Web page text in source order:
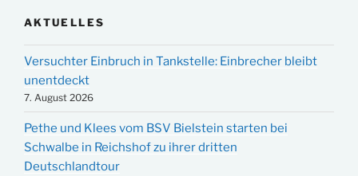
AKTUELLES
Versuchter Einbruch in Tankstelle: Einbrecher bleibt
unentdeckt
7. August 2026
Pethe und Klees vom BSV Bielstein starten bei
Schwalbe in Reichshof zu ihrer dritten
Deutschlandtour